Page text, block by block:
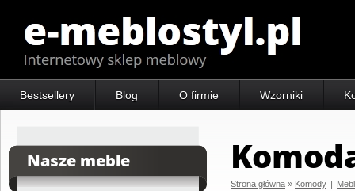
Bestsellery Blog O firmie Wzorniki
Nasze meble
Strona główna » Komody |